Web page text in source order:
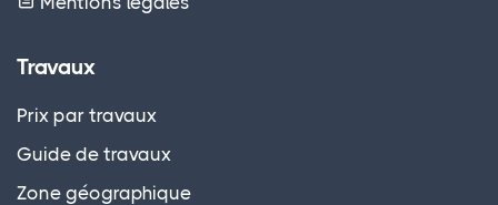
Travaux
Prix par travaux
Guide de travaux
Zone géographique